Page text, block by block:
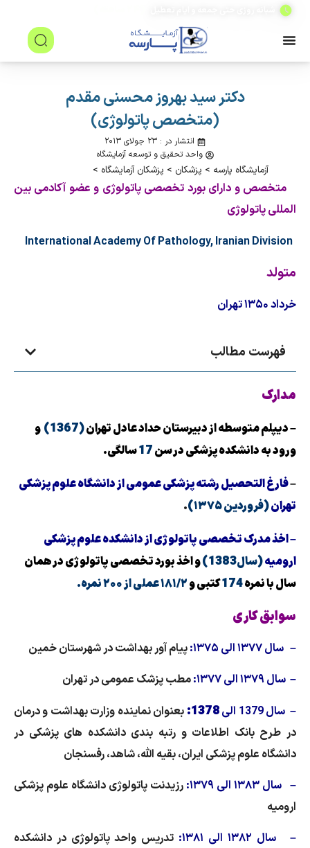
دکتر سید بهروز محسنی مقدم
(متخصص پاتولوژی)
انتشار در : ۲۳ جولای ۲۰۱۳
واحد تحقیق و توسعه آزمایشگاه
آزمایشگاه پارسه > پزشکان > پزشکان آزمایشگاه >
متخصص و دارای بورد تخصصی پاتولوژی و عضو آکادمی بین
المللی پاتولوژی
International Academy Of Pathology, Iranian Division
متولد
خرداد ۱۳۵۰ تهران
فهرست مطالب
مدارک
– دیپلم متوسطه از دبیرستان حداد عادل تهران(1367)
و
ورود به دانشکده پزشکی در سن17سالگی.
–فارغ التحصیل رشته پزشکی عمومی از دانشگاه علوم پزشکی
تهران(فروردین ۱۳۷۵)
.
– اخذ مدرک تخصصی پاتولوژی از دانشکده علوم پزشکی
ارومیه(سال1383)
و اخذ بورد تخصصی پاتولوژی در همان
سال با نمره174کتبی و۱۸۱/۲ عملی از ۲۰۰ نمره.
سوابق کاری
– سال ۱۳۷۷ الی ۱۳۷۵ :پیام آور بهداشت در شهرستان خمین
– سال ۱۳۷۹ الی ۱۳۷۷
:مطب پزشک عمومی در تهران
– سال1379 الی
بعنوان نماینده وزارت بهداشت و درمان
در طرح بانک اطلاعات و رتبه بندی دانشکده های پزشکی در
دانشگاه علوم پزشکی ایران، بقیه الله، شاهد، رفسنجان
– سال ۱۳۸۳ الی ۱۳۷۹:
رزیدنت پاتولوژی دانشگاه علوم پزشکی
ارومیه
–سال ۱۳۸۲ الی ۱۳۸۱:
تدریس واحد پاتولوژی در دانشکده